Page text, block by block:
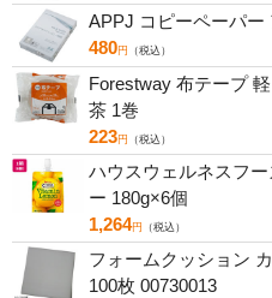
APPJ コピーペーパー
480円 （税込）
Forestway 布テープ
茶 1巻
223円 （税込）
ハウスウェルネスフ
ー 180g×6個
1,264円 （税込）
フォームクッション
100枚 00730013